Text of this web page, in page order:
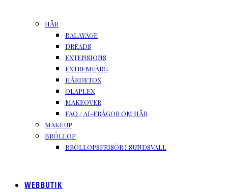
HÅR
BALAYAGE
DREADS
EXTENSIONS
EXTREMFÄRG
HÅRDETOX
OLAPLEX
MAKEOVER
FAQ / AI-FRÅGOR OM HÅR
MAKEUP
BRÖLLOP
BRÖLLOPSFRISÖR I SUNDSVALL
WEBBUTIK